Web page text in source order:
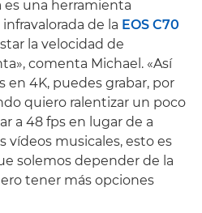
es una herramienta
de la EOS C70
la velocidad de
comenta Michael. «Así
en 4K, puedes grabar, por
quiero ralentizar un poco
a 48 fps en lugar de a
vídeos musicales, esto es
solemos depender de la
tener más opciones